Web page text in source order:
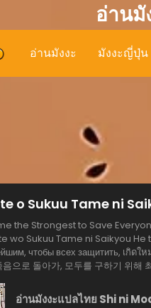
อ่านมั
อ่านมังงะ มังงะญี่ปุ่น
o Sukuu Tame ni
the Strongest to Save
wo Sukuu Tame ni Saikyou
чтобы всех защитить, เกิ
으로 돌아가, 모두를 구하기 위해
อ่านมังงะแปลไทย Shi ni